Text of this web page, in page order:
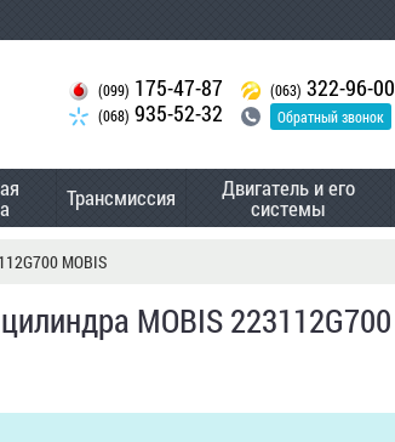
(099) 175-47-87
(068) 935-52-32
(063) 322-96-00
Обратный звонок
Трансмиссия Двигатель и его
системы
MOBIS
MOBIS 223112G700